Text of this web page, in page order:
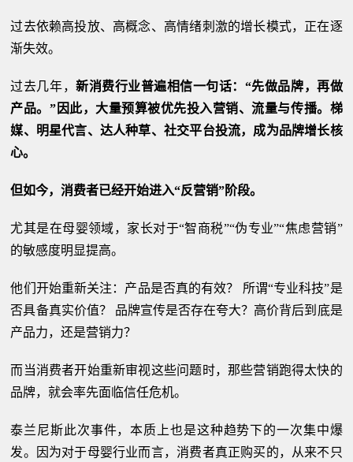
过去依赖高投放、高概念、高情绪刺激的增长模式，正在逐
渐失效。
过去几年，新消费行业普遍相信一句话：“先做品牌，再做
产品。”因此，大量预算被优先投入营销、流量与传播。梯
媒、明星代言、达人种草、社交平台投流，成为品牌增长核
心。
但如今，消费者已经开始进入“反营销”阶段。
尤其是在母婴领域，家长对于“智商税”“伪专业”“焦虑营销”
的敏感度明显提高。
他们开始重新关注：产品是否真的有效？ 所谓“专业科技”是
否具备真实价值？ 品牌宣传是否存在夸大？高价背后到底是
产品力，还是营销力？
而当消费者开始重新审视这些问题时，那些营销跑得太快的
品牌，就会率先面临信任危机。
泰兰尼斯此次事件，本质上也是这种趋势下的一次集中爆
发。因为对于母婴行业而言，消费者真正购买的，从来不只